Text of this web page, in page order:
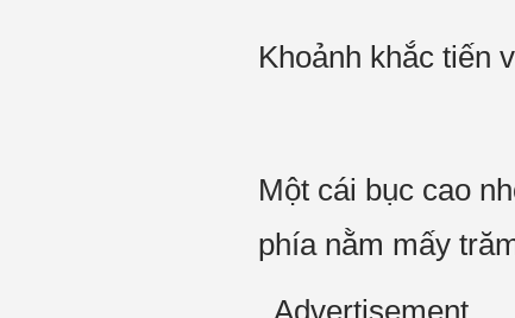
Khoảnh khắc tiến
Một cái bục cao
phía nằm mấy
Advertisement